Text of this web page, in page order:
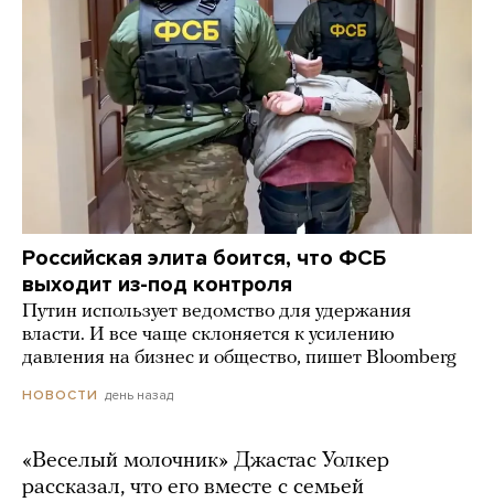
Российская элита боится, что ФСБ
выходит из-под контроля
Путин использует ведомство для удержания
власти. И все чаще склоняется к усилению
давления на бизнес и общество, пишет Bloomberg
НОВОСТИ день назад
«Веселый молочник» Джастас Уолкер
рассказал, что его вместе с семьей